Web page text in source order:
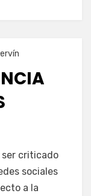
ser criticado
sociales
a la